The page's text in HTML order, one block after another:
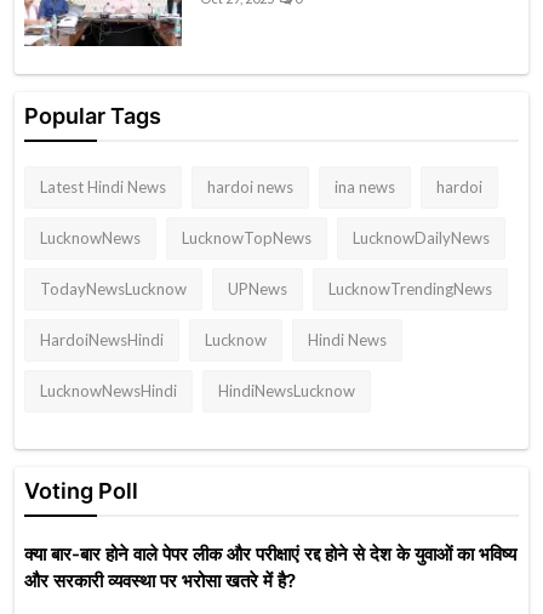
Popular Tags
Latest Hindi News hardoi news ina news hardoi
LucknowNews LucknowTopNews LucknowDailyNews
TodayNewsLucknow UPNews LucknowTrendingNews
HardoiNewsHindi Lucknow Hindi News
LucknowNewsHindi HindiNewsLucknow
Voting Poll
क्या बार-बार होने वाले पेपर लीक और परीक्षाएं रद्द होने से देश के युवाओं का भविष्य
और सरकारी व्यवस्था पर भरोसा खतरे में है?